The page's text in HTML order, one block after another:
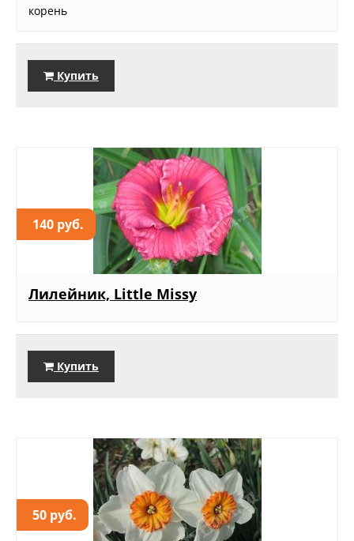
корень
Купить
140 руб.
Лилейник, Little Missy
Купить
50 руб.